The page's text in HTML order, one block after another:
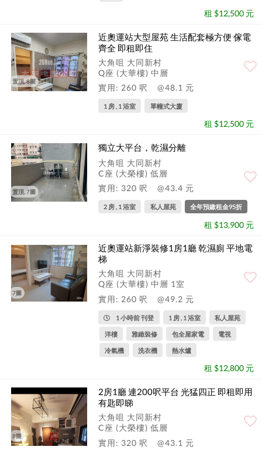
租 $12,500 元
置頂, 8圖
近奧運站大型屋苑 生活配套極方便 傢電
齊全 即租即住
大角咀 大同新村
Q座 (大華樓) 中層
實用: 260 呎
@48.1 元
1 房 , 1 浴室 單幢式大廈
租 $12,500 元
置頂, 7圖
獨立大平台，乾濕分離
大角咀 大同新村
C座 (大榮樓) 低層
實用: 320 呎
@43.4 元
2 房 , 1 浴室 私人屋苑 全年預繳租金95折
租 $13,900 元
7圖
近奧運站新淨裝修1房1廳 乾濕廁 平地電
梯
大角咀 大同新村
Q座 (大華樓) 中層 1室
實用: 260 呎
@49.2 元
1 小時前 刊登 1 房 , 1 浴室 私人屋苑
洋樓 雅緻裝修 包全屋家電 電視
冷氣機 洗衣機 熱水爐
租 $12,800 元
8圖
2房1廳 連200呎平台 光猛四正 即租即用
有匙即睇
大角咀 大同新村
C座 (大榮樓) 低層
實用: 320 呎
@43.1 元